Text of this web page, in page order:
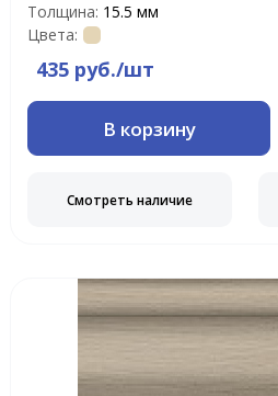
Толщина: 15.5 мм
Цвета:
435 руб./шт
В корзину
Смотреть наличие